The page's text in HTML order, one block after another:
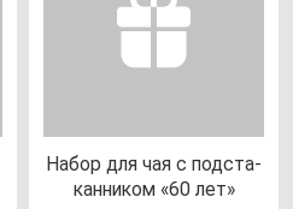
Набор для чая с под­ста­
кан­ни­ком «60 лет»